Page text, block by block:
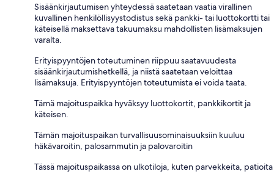
Sisäänkirjautumisen yhteydessä saatetaan vaatia virallinen
kuvallinen henkilöllisyystodistus sekä pankki- tai luottokortti tai
käteisellä maksettava takuumaksu mahdollisten lisämaksujen
varalta.
Erityispyyntöjen toteutuminen riippuu saatavuudesta
sisäänkirjautumishetkellä, ja niistä saatetaan veloittaa
lisämaksuja. Erityispyyntöjen toteutumista ei voida taata.
Tämä majoituspaikka hyväksyy luottokortit, pankkikortit ja
käteisen.
Tämän majoituspaikan turvallisuusominaisuuksiin kuuluu
häkävaroitin, palosammutin ja palovaroitin
Tässä majoituspaikassa on ulkotiloja, kuten parvekkeita, patioita